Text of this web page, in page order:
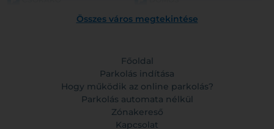
P GYÖNGYÖS
P HOLLÓKŐ
P HÉVÍZ
HÓDMEZŐVÁSÁRHELY P KAPOSVÁR
P KECSKEMÉT
P KISKUNFÉLEGYHÁZA
P KŐSZEG
Összes város megtekintése
Főoldal
Parkolás indítása
Hogy működik az online parkolás?
Parkolás automata nélkül
Zónakereső
Kapcsolat